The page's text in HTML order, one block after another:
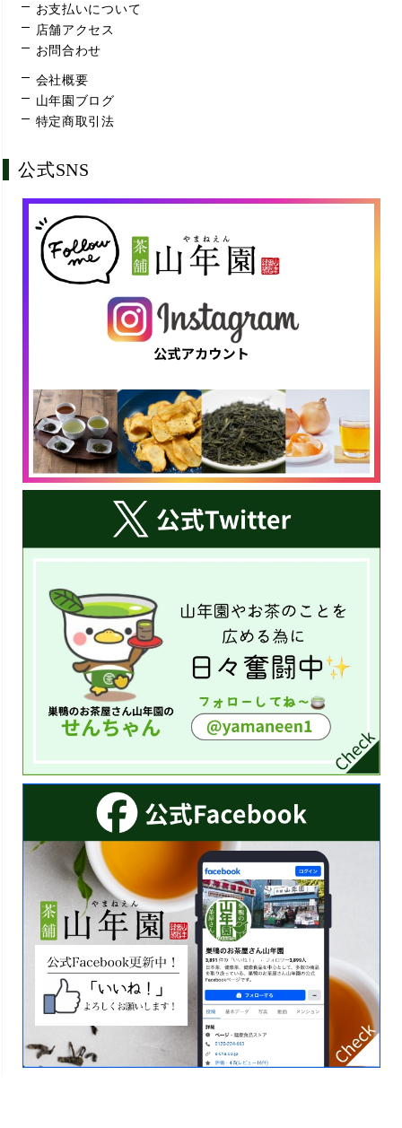
お支払いについて
店舗アクセス
お問合わせ
会社概要
山年園ブログ
特定商取引法
公式SNS